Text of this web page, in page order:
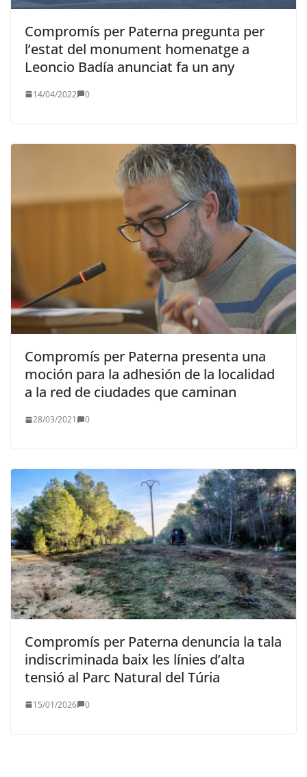
Compromís per Paterna pregunta per
l’estat del monument homenatge a
Leoncio Badía anunciat fa un any
14/04/2022 0
Compromís per Paterna presenta una
moción para la adhesión de la localidad
a la red de ciudades que caminan
28/03/2021 0
Compromís per Paterna denuncia la tala
indiscriminada baix les línies d’alta
tensió al Parc Natural del Túria
15/01/2026 0